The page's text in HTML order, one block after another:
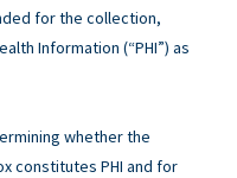
for the collection,
Information (“PHI”) as
whether the
constitutes PHI and for